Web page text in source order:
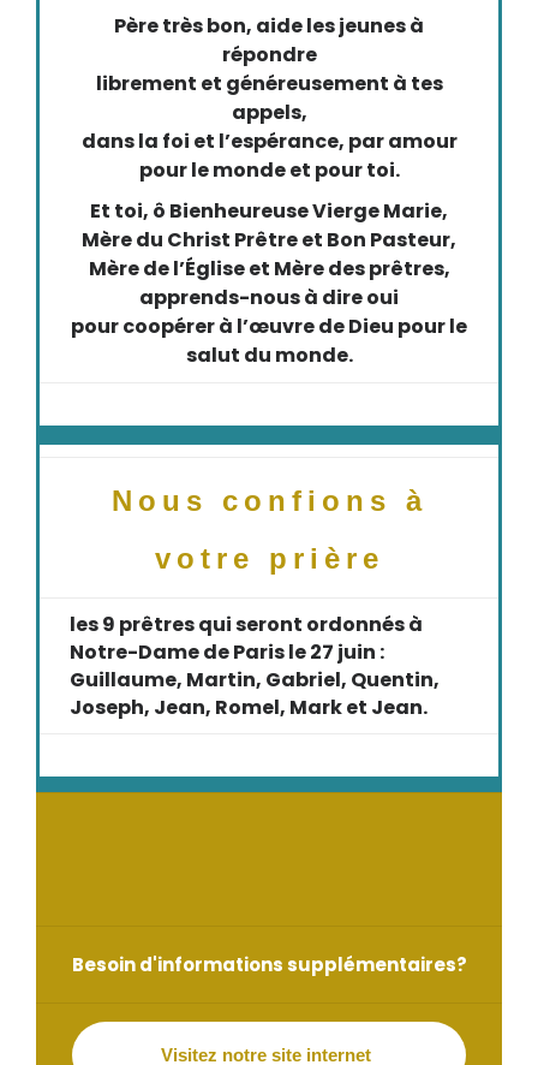
Père très bon, aide les jeunes à
répondre
librement et généreusement à tes
appels,
dans la foi et l’espérance, par amour
pour le monde et pour toi.
Et toi, ô Bienheureuse Vierge Marie,
Mère du Christ Prêtre et Bon Pasteur,
Mère de l’Église et Mère des prêtres,
apprends-nous à dire oui
pour coopérer à l’œuvre de Dieu pour le
salut du monde.
Nous confions à
votre prière
les 9 prêtres qui seront ordonnés à
Notre-Dame de Paris le 27 juin :
Guillaume, Martin, Gabriel, Quentin,
Joseph, Jean, Romel, Mark et Jean.
Besoin d'informations supplémentaires?
Visitez notre site internet